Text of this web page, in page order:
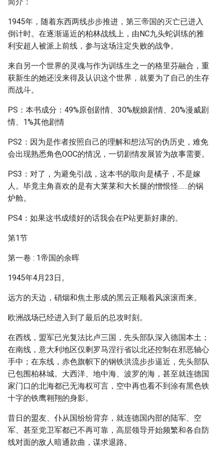
1945年，随着东西两线步步推进，第三帝国的灭亡已进入
倒计时。在逐渐逼近的柏林战线上，由NC九头蛇训练的雅
利安超人被派上前线，参与这场注定失败的战争。
来自另一个世界的灵魂与作为训练生之一的格里芬融合，重
获新生的她还没来得及认识这个世界，就要为了自己的生存
而战斗。
PS：本书成分：49%原创剧情、30%舰娘剧情、20%漫威剧
情、1%其他剧情
PS2：因为是作者按照自己的理解和想法写的伪历史，难免
会出现熟悉角色OOC的情况，一切剧情发展皆为故事需要。
PS3：对了，为避免引战，这本书的取向是橘子，不是嫁
人。毕竟主角喜欢的是有大莱莱和大长腿的憎恨怪……的锅
炉舱。
PS4：如果这书成绩好的话我会在P站更新好康的。
第1节
第一卷 : 1帝国的余晖
1945年4月23日。
远方的天边，硝烟和焦土形成的黑云正顺着风滚滚而来。
欧洲战场已经进入到了最后的总攻时刻。
在西线，盟军已光复法比卢三国，先头部队深入德国本土；
在南线，意大利地区仅剩罗马涅行省以北还控制在邪恶轴心
手中；在东线，赤色旗帜下的钢铁洪流步步逼近，先头部队
已包围柏林城。大西洋、地中海、波罗的海，甚至就连德国
家门口的北海都已无海权可言，空中再也看不到涂有黑色铁
十字的铁鹰翱翔的身影。
昔日的盟友、仆从国纷纷背弃，就连德国内部的陆军、空
军、甚至党卫军都已不再可靠，高层领导开始频繁和各自防
线对面的敌人暗通款曲，谋求退路。